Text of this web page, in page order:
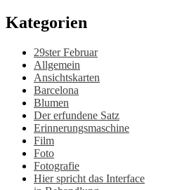
Kategorien
29ster Februar
Allgemein
Ansichtskarten
Barcelona
Blumen
Der erfundene Satz
Erinnerungsmaschine
Film
Foto
Fotografie
Hier spricht das Interface